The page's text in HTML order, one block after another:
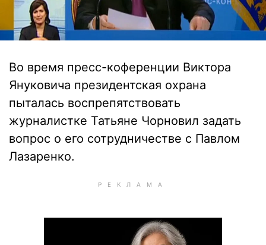
Во время пресс-коференции Виктора
Януковича президентская охрана
пыталась воспрепятствовать
журналистке Татьяне Чорновил задать
вопрос о его сотрудничестве с Павлом
Лазаренко.